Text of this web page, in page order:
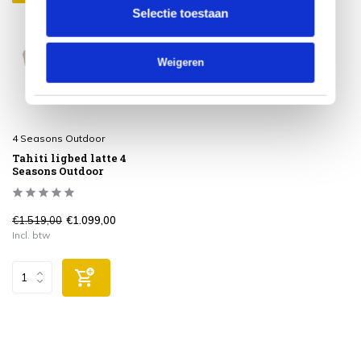
Selectie toestaan
Weigeren
4 Seasons Outdoor
Tahiti ligbed latte 4
Seasons Outdoor
€1.519,00 €1.099,00
Incl. btw